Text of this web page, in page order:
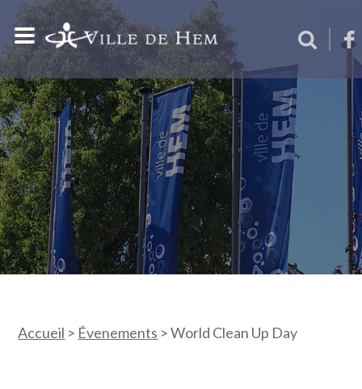
Accueil > Évenements >World Clean Up Day